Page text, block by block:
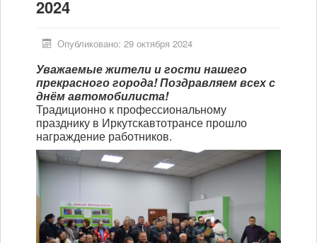
Документы
Мы в СМИ
Контакты
2024
Опубликовано: 29 октября 2024
Уважаемые жители и гости нашего
прекрасного города! Поздравляем всех с
днём автомобилиста!
Традиционно к профессиональному
празднику в Иркутскавтотрансе прошло
награждение работников.